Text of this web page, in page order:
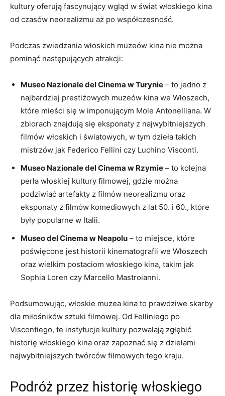
kultury‌ oferują fascynujący wgląd w⁣ świat włoskiego‌ kina
od czasów neorealizmu aż po ⁢współczesność.
Podczas zwiedzania włoskich muzeów‍ kina ​nie można
pominąć następujących​ atrakcji:
Museo Nazionale del ⁤Cinema w Turynie – ‍to ‌jedno z
‌najbardziej prestiżowych⁢ muzeów kina we Włoszech,
‌które mieści się⁢ w imponującym Mole ⁤Antonelliana. ⁢W
zbiorach‍ znajdują się⁢ eksponaty z najwybitniejszych
filmów włoskich i światowych, w⁢ tym dzieła takich
mistrzów⁢ jak Federico​ Fellini czy Luchino Visconti.
Museo Nazionale‌ del Cinema w‍ Rzymie – to kolejna
perła włoskiej kultury filmowej, gdzie można
podziwiać⁢ artefakty z filmów⁤ neorealizmu oraz
eksponaty ‌z filmów‌ komediowych z‍ lat ​50. i 60., które⁣
były popularne w Italii.
Museo ⁤del Cinema w Neapolu –​ to miejsce, które
poświęcone jest historii ⁤kinematografii we Włoszech
oraz ⁣wielkim postaciom‌ włoskiego kina, takim⁢ jak ​
Sophia Loren czy Marcello Mastroianni.
Podsumowując,⁢ włoskie muzea ⁤kina to prawdziwe skarby
dla miłośników sztuki filmowej. Od Felliniego po‌
Viscontiego, ⁤te instytucje kultury pozwalają zgłębić
historię włoskiego kina⁤ oraz zapoznać się z dziełami‌
najwybitniejszych twórców ​filmowych‍ tego ⁤kraju.
Podróż przez ⁢historię włoskiego